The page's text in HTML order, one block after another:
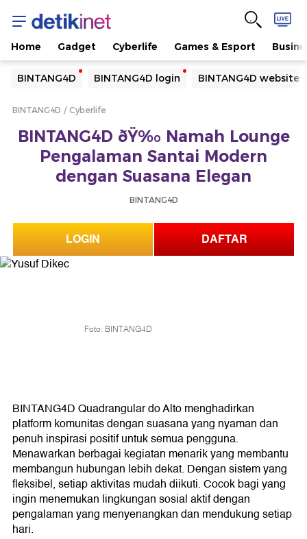
Home Gadget Cyberlife Games & Esport
BINTANG4D BINTANG4D login BINTANG4D website
Yang sedang ramai dicari
Loading...
Loading...
BINTANG4D Cyberlife
BINTANG4D ðŸ‰ Namah Lounge
Pengalaman Santai Modern
dengan Suasana Elegan
BINTANG4D
LOGIN DAFTAR
Foto: BINTANG4D
BINTANG4D Quadrangular do Alto menghadirkan
platform komunitas dengan suasana yang nyaman dan
penuh inspirasi positif untuk semua pengguna.
Menawarkan berbagai kegiatan menarik yang membantu
membangun hubungan lebih dekat. Dengan sistem yang
fleksibel, setiap aktivitas mudah diikuti. Cocok bagi yang
ingin menemukan lingkungan sosial aktif dengan
pengalaman yang menyenangkan dan mendukung setiap
hari.